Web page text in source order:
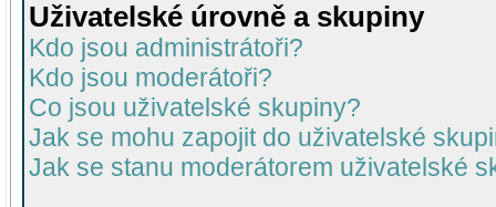
Uživatelské úrovně a skupiny
Kdo jsou administrátoři?
Kdo jsou moderátoři?
Co jsou uživatelské skupiny?
Jak se mohu zapojit do uživatelské
Jak se stanu moderátorem uživatelské